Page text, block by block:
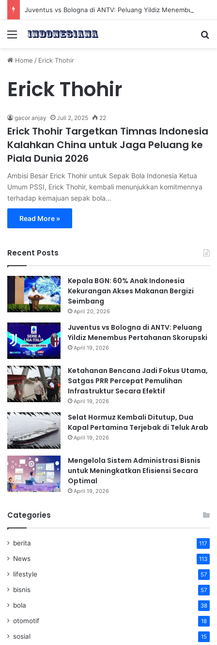
Menu
Home / Erick Thohir
Erick Thohir
gacor anjay Juli 2, 2025 22
Erick Thohir Targetkan Timnas Indonesia
Kalahkan China untuk Jaga Peluang ke
Piala Dunia 2026
Ambisi Besar Erick Thohir untuk Sepak Bola Indonesia Ketua
Umum PSSI, Erick Thohir, kembali menunjukkan komitmennya
terhadap kemajuan sepak bola…
Read More »
Recent Posts
Kepala BGN: 60% Anak Indonesia
Kekurangan Akses Makanan Bergizi
Seimbang
April 20, 2026
Juventus vs Bologna di ANTV: Peluang
Yildiz Menembus Pertahanan Skorupski
April 19, 2026
Ketahanan Bencana Jadi Fokus Utama,
Satgas PRR Percepat Pemulihan
Infrastruktur Secara Efektif
April 19, 2026
Selat Hormuz Kembali Ditutup, Dua
Kapal Pertamina Terjebak di Teluk Arab
April 19, 2026
Mengelola Sistem Administrasi Bisnis
untuk Meningkatkan Efisiensi Secara
Optimal
April 19, 2026
Categories
berita 117
News 113
lifestyle 57
bisnis 57
bola 38
otomotif 18
sosial 15